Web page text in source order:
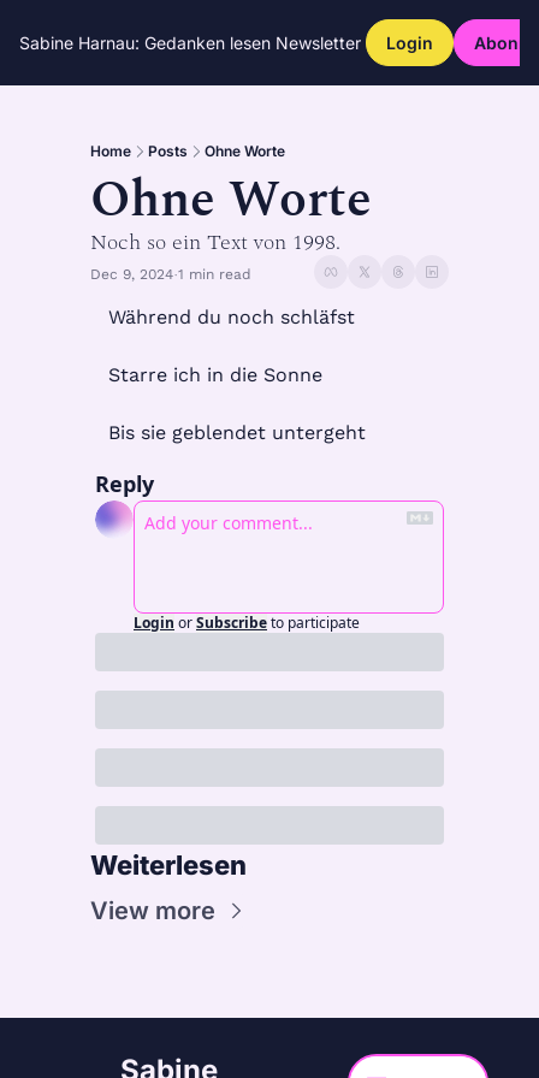
Sabine Harnau: Gedanken lesen Newsletter Login
Home Posts Ohne Worte
Ohne Worte
Noch so ein Text von 1998.
Dec 9, 2024•1 min read
Während du noch schläfst
Starre ich in die Sonne
Bis sie geblendet untergeht
Reply
Login orSubscribeto participate
Weiterlesen
View more
Sabine